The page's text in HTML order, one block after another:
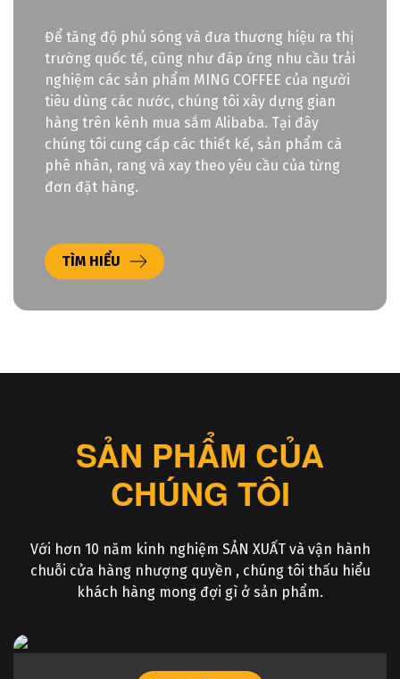
Để tăng độ phủ sóng và đưa thương hiệu ra thị
trường quốc tế, cũng như đáp ứng nhu cầu trải
nghiệm các sản phẩm MING COFFEE của người
tiêu dùng các nước, chúng tôi xây dựng gian
hàng trên kênh mua sắm Alibaba. Tại đây
chúng tôi cung cấp các thiết kế, sản phẩm cà
phê nhân, rang và xay theo yêu cầu của từng
đơn đặt hàng.
TÌM HIỂU
SẢN PHẨM CỦA
CHÚNG TÔI
Với hơn 10 năm kinh nghiệm SẢN XUẤT và vận hành
chuỗi cửa hàng nhượng quyền , chúng tôi thấu hiểu
khách hàng mong đợi gì ở sản phẩm.